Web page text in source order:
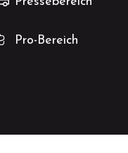
Pro-Bereich